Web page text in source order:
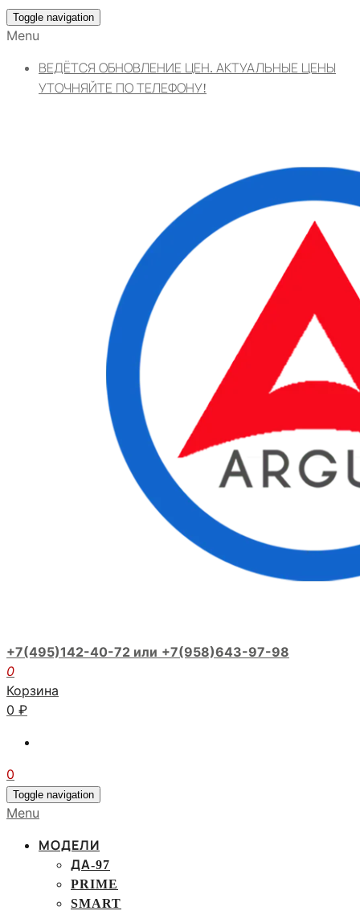
Toggle navigation
Menu
ВЕДЁТСЯ ОБНОВЛЕНИЕ ЦЕН. АКТУАЛЬНЫЕ ЦЕНЫ
УТОЧНЯЙТЕ ПО ТЕЛЕФОНУ!
+7(495)142-40-72 или +7(958)643-97-98
0
Корзина
0 ₽
0
Toggle navigation
Menu
МОДЕЛИ
ДА-97
PRIME
SMART